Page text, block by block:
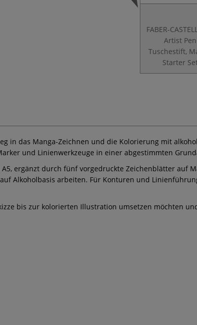
FABER-
Artist Pen
Tuschestift,
Starter
in das Manga-Zeichnen und die Kolorierung mit
und Linienwerkzeuge in einer abgestimmten
ergänzt durch fünf vorgedruckte Zeichenblätter auf
Alkoholbasis arbeiten. Für Konturen und
bis zur kolorierten Illustration umsetzen möchten